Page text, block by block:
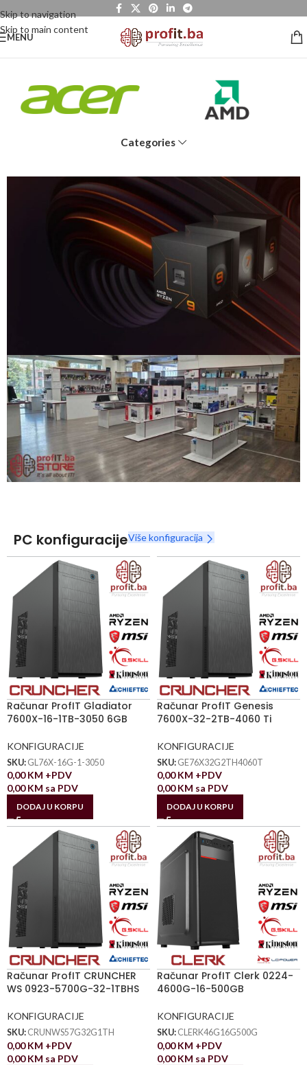
Skip to navigation
Skip to main content
MENU
Categories
Snaga radnih stanica nikada nije bila povoljnija
Nova Ryzen 7000 serija
Naruči
PC konfiguracijeViše konfiguracija
Računar ProfIT Gladiator
7600X-16-1TB-3050 6GB
KONFIGURACIJE
SKU: GL76X-16G-1-3050
0,00KM +PDV
0,00KM sa PDV
DODAJ U KORPU
Računar ProfIT Genesis
7600X-32-2TB-4060 Ti
KONFIGURACIJE
SKU: GE76X32G2TH4060T
0,00KM +PDV
0,00KM sa PDV
DODAJ U KORPU
Računar ProfIT CRUNCHER
WS 0923-5700G-32-1TBHS
KONFIGURACIJE
SKU: CRUNWS57G32G1TH
0,00KM +PDV
0,00KM sa PDV
Računar ProfIT Clerk 0224-
4600G-16-500GB
KONFIGURACIJE
SKU: CLERK46G16G500G
0,00KM +PDV
0,00KM sa PDV